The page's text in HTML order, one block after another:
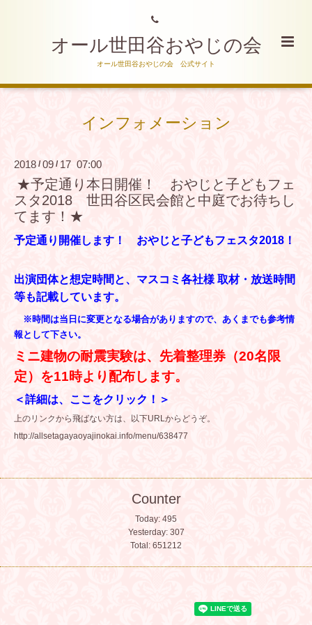
オール世田谷おやじの会
オール世田谷おやじの会 公式サイト
インフォメーション
2018 /09 / 17 07:00
★予定通り本日開催！ おやじと子どもフェ
スタ2018 世田谷区民会館と中庭でお待ちし
てます！★
予定通り開催します！ おやじと子どもフェスタ2018！
出演団体と想定時間と、 マスコミ各社様 取材・放送時間
等も記載しています。
※時間は当日に変更となる場合がありますので、あくまでも参考情
報として下さい。
ミニ建物の耐震実験は、先着整理券（20名限
定）を11時より配布します。
＜詳細は、ここをクリック！ ＞
上のリンクから飛ばない方は、以下URLからどうぞ。
http://allsetagayaoyajinokai.info/menu/638477
Counter
Today: 495
Yesterday: 307
Total: 651212